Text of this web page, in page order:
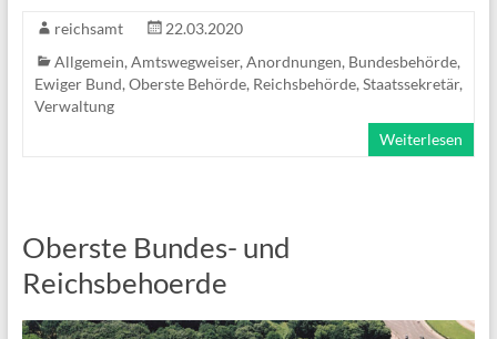
reichsamt
22.03.2020
Allgemein,Amtswegweiser,Anordnungen, Bundesbehörde,
Ewiger Bund,Oberste Behörde, Reichsbehörde,Staatssekretär,
Verwaltung
Weiterlesen
Oberste Bundes- und
Reichsbehoerde